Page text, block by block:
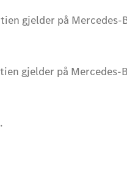
gjelder på Mercedes-
gjelder på